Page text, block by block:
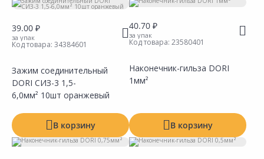
39.00 ₽
за упак
Код товара: 34384601
Зажим соединительный
DORI СИЗ-3 1,5-
6,0мм² 10шт оранжевый
В корзину
40.70 ₽
за упак
Код товара: 23580401
Наконечник-гильза DORI
1мм²
В корзину